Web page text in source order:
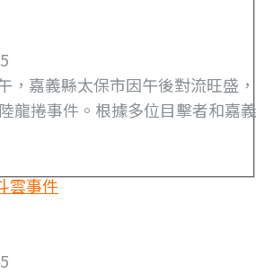
，嘉義縣太保市因午後對流旺盛，
龍捲事件。根據多位目擊者和嘉義
雲事件